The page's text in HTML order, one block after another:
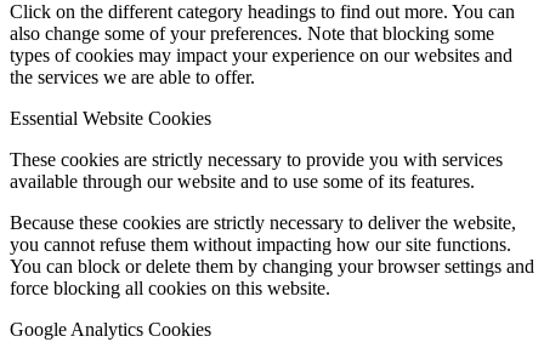
Click on the different category headings to find out more. You can
also change some of your preferences. Note that blocking some
types of cookies may impact your experience on our websites and
the services we are able to offer.
Essential Website Cookies
These cookies are strictly necessary to provide you with services
available through our website and to use some of its features.
Because these cookies are strictly necessary to deliver the website,
you cannot refuse them without impacting how our site functions.
You can block or delete them by changing your browser settings and
force blocking all cookies on this website.
Google Analytics Cookies